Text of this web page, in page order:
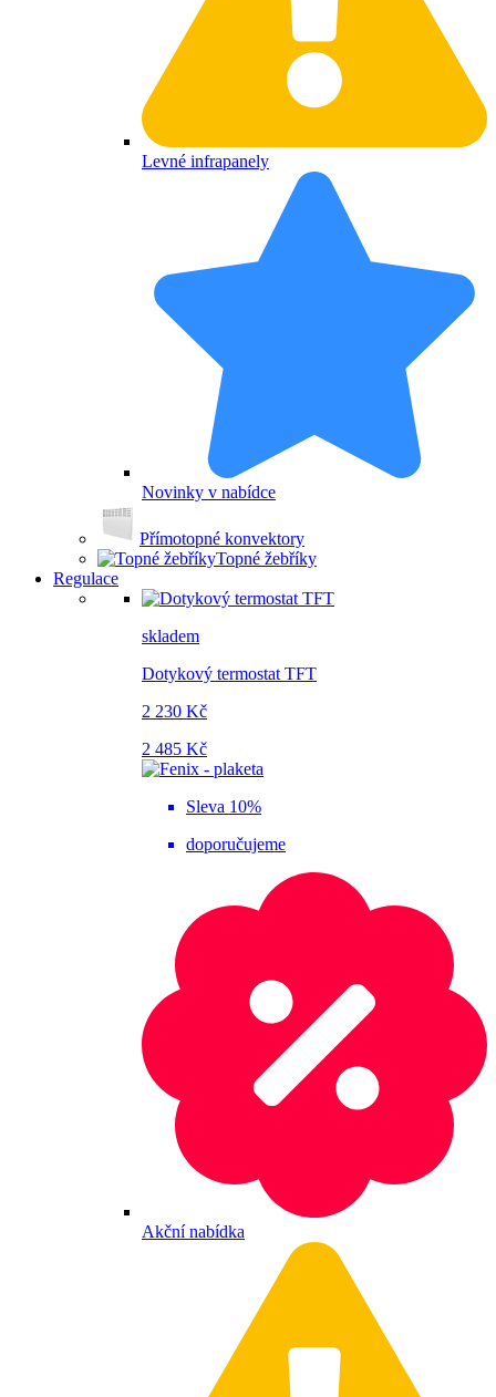
Levné infrapanely
Novinky v nabídce
Přímotopné konvektory
Topné žebříky
Regulace
skladem
Dotykový termostat TFT
2 230 Kč
2 485 Kč
Sleva 10%
doporučujeme
Akční nabídka